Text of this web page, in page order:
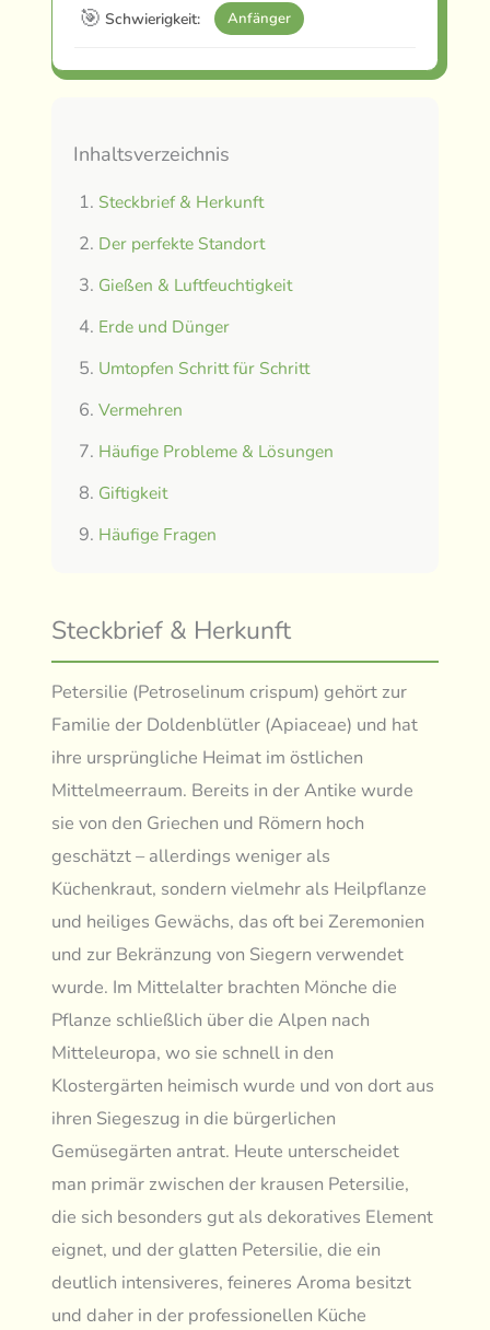
🎯 Schwierigkeit: Anfänger
Inhaltsverzeichnis
Steckbrief & Herkunft
Der perfekte Standort
Gießen & Luftfeuchtigkeit
Erde und Dünger
Umtopfen Schritt für Schritt
Vermehren
Häufige Probleme & Lösungen
Giftigkeit
Häufige Fragen
Steckbrief & Herkunft
Petersilie (Petroselinum crispum) gehört zur
Familie der Doldenblütler (Apiaceae) und hat
ihre ursprüngliche Heimat im östlichen
Mittelmeerraum. Bereits in der Antike wurde
sie von den Griechen und Römern hoch
geschätzt – allerdings weniger als
Küchenkraut, sondern vielmehr als Heilpflanze
und heiliges Gewächs, das oft bei Zeremonien
und zur Bekränzung von Siegern verwendet
wurde. Im Mittelalter brachten Mönche die
Pflanze schließlich über die Alpen nach
Mitteleuropa, wo sie schnell in den
Klostergärten heimisch wurde und von dort aus
ihren Siegeszug in die bürgerlichen
Gemüsegärten antrat. Heute unterscheidet
man primär zwischen der krausen Petersilie,
die sich besonders gut als dekoratives Element
eignet, und der glatten Petersilie, die ein
deutlich intensiveres, feineres Aroma besitzt
und daher in der professionellen Küche